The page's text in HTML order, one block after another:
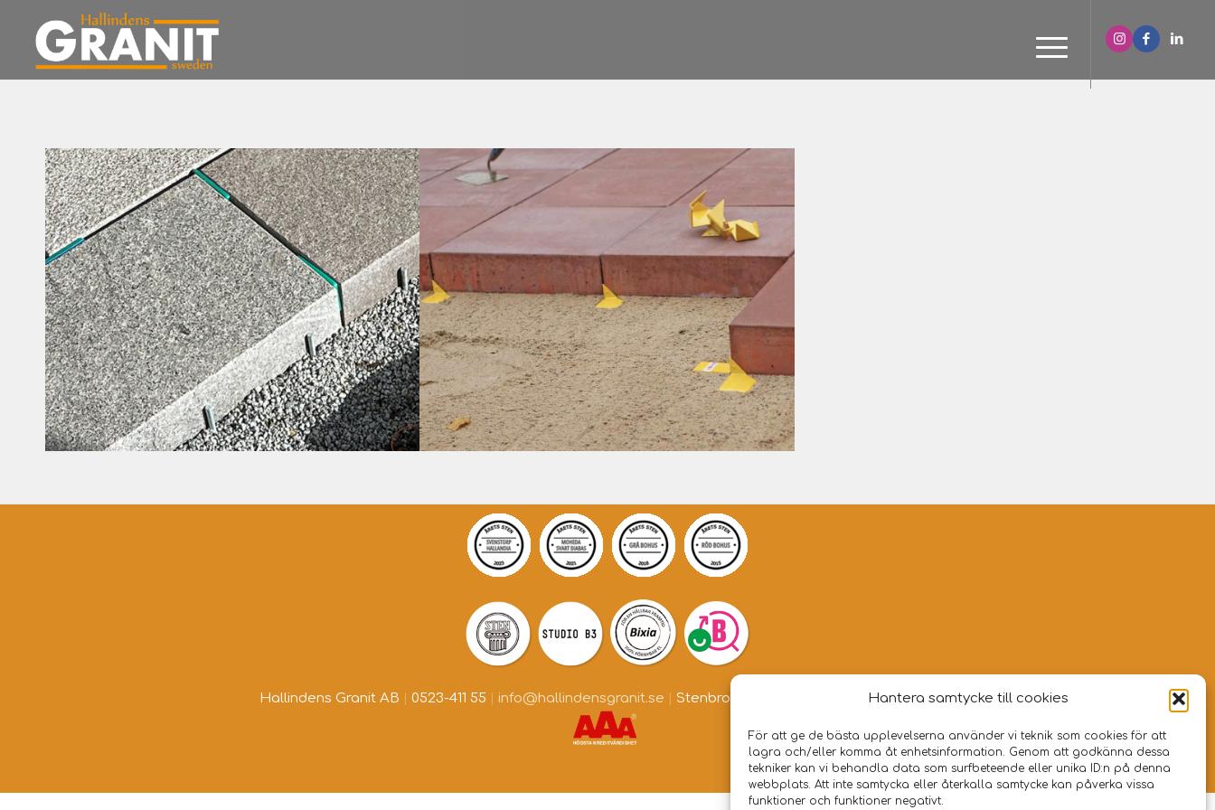
Hantera samtycke till cookies
För att ge de bästa upplevelserna använder vi teknik som cookies för att
lagra och/eller komma åt enhetsinformation. Genom att godkänna dessa
tekniker kan vi behandla data som surfbeteende eller unika ID:n på denna
webbplats. Att inte samtycka eller återkalla samtycke kan påverka vissa
funktioner och funktioner negativt.
Hallindens Granit AB 0523-411 55 info@hallindensgranit.se Stenbrottet Skarstad 501 454 92 Brastad